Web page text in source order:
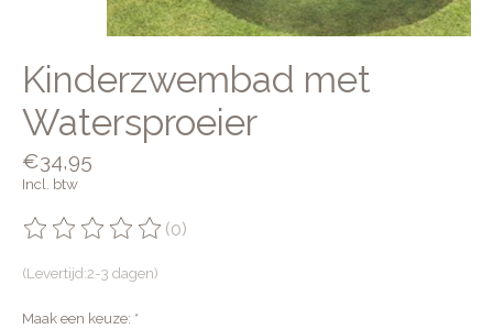
Kinderzwembad met
Watersproeier
€34,95
Incl. btw
De beoordeling van dit product is
(0)
(Levertijd:2-3 dagen)
Maak een keuze: *